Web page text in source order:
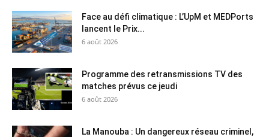
Face au défi climatique : L’UpM et MEDPorts
lancent le Prix...
6 août 2026
Programme des retransmissions TV des
matches prévus ce jeudi
6 août 2026
La Manouba : Un dangereux réseau criminel,